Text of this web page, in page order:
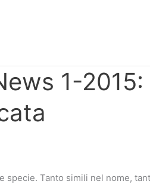
1-
specie. Tanto simili nel nome,